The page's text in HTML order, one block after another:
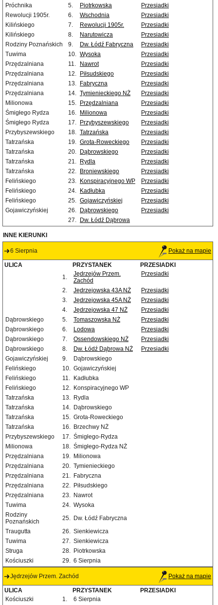
Próchnika
5. Piotrkowska
Przesiadki
Rewolucji 1905r.
6. Wschodnia
Przesiadki
Kilińskiego
7. Rewolucji 1905r.
Przesiadki
Kilińskiego
8. Narutowicza
Przesiadki
Rodziny Poznańskich
9. Dw. Łódź Fabryczna
Przesiadki
Tuwima
10. Wysoka
Przesiadki
Przędzalniana
11. Nawrot
Przesiadki
Przędzalniana
12. Piłsudskiego
Przesiadki
Przędzalniana
13. Fabryczna
Przesiadki
Przędzalniana
14. Tymienieckiego NŻ
Przesiadki
Milionowa
15. Przędzalniana
Przesiadki
Śmigłego Rydza
16. Milionowa
Przesiadki
Śmigłego Rydza
17. Przybyszewskiego
Przesiadki
Przybyszewskiego
18. Tatrzańska
Przesiadki
Tatrzańska
19. Grota-Roweckiego
Przesiadki
Tatrzańska
20. Dąbrowskiego
Przesiadki
Tatrzańska
21. Rydla
Przesiadki
Tatrzańska
22. Broniewskiego
Przesiadki
Felińskiego
23. Konspiracyjnego WP
Przesiadki
Felińskiego
24. Kadłubka
Przesiadki
Felińskiego
25. Gojawiczyńskiej
Przesiadki
Gojawiczyńskiej
26. Dąbrowskiego
Przesiadki
27.
Dw. Łódź Dąbrowa
INNE KIERUNKI
6 Sierpnia Pokaż na mapie
ULICA PRZYSTANEK
PRZESIADKI
1.
Jędrzejów Przem.
Zachód
Przesiadki
2. Jędrzejowska 43A NŻ
Przesiadki
3.
Jędrzejowska 45A NŻ
Przesiadki
4.
Jędrzejowska 47 NŻ
Przesiadki
Dąbrowskiego
5. Tomaszowska NŻ
Przesiadki
Dąbrowskiego
6. Lodowa
Przesiadki
Dąbrowskiego
7. Ossendowskiego NŻ
Przesiadki
Dąbrowskiego
8. Dw. Łódź Dąbrowa NŻ
Przesiadki
Gojawiczyńskiej
9.
Dąbrowskiego
Felińskiego
10. Gojawiczyńskiej
Felińskiego
11.
Kadłubka
Felińskiego
12. Konspiracyjnego WP
Tatrzańska
13. Rydla
Tatrzańska
14. Dąbrowskiego
Tatrzańska
15. Grota-Roweckiego
Tatrzańska
16. Brzechwy NŻ
Przybyszewskiego
17. Śmigłego-Rydza
Milionowa
18. Śmigłego-Rydza NŻ
Przędzalniana
19. Milionowa
Przędzalniana
20. Tymienieckiego
Przędzalniana
21. Fabryczna
Przędzalniana
22. Piłsudskiego
Przędzalniana
23. Nawrot
Tuwima
24. Wysoka
Rodziny
Poznańskich
25. Dw. Łódź Fabryczna
Traugutta
26. Sienkiewicza
Tuwima
27. Sienkiewicza
Struga
28. Piotrkowska
Kościuszki
29. 6 Sierpnia
Jędrzejów Przem. Zachód Pokaż na mapie
ULICA PRZYSTANEK
PRZESIADKI
Kościuszki
1.
6 Sierpnia